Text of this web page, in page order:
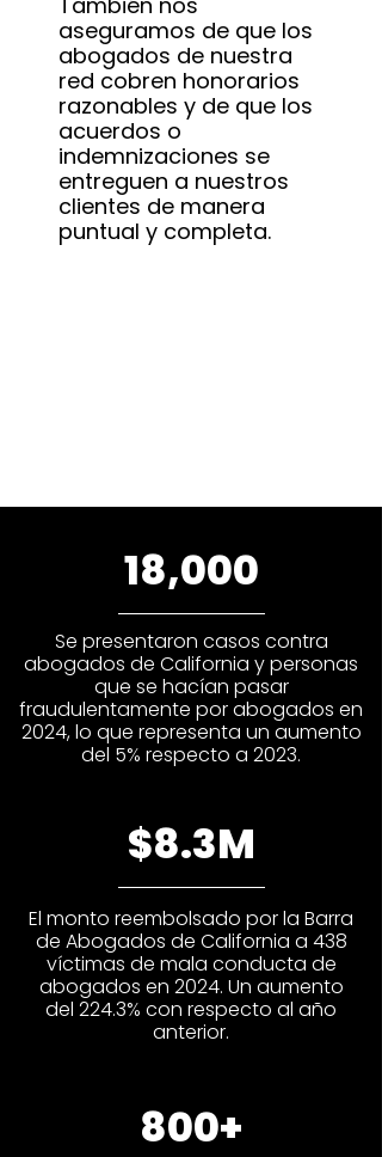
aseguramos de que los
abogados de nuestra
red cobren honorarios
razonables y de que los
acuerdos o
indemnizaciones se
entreguen a nuestros
clientes de manera
puntual y completa.
18,000
Se presentaron casos contra
abogados de California y personas
que se hacían pasar
fraudulentamente por abogados en
2024, lo que representa un aumento
del 5% respecto a 2023.
$8.3M
El monto reembolsado por la Barra
de Abogados de California a 438
víctimas de mala conducta de
abogados en 2024. Un aumento
del 224.3% con respecto al año
anterior.
800+